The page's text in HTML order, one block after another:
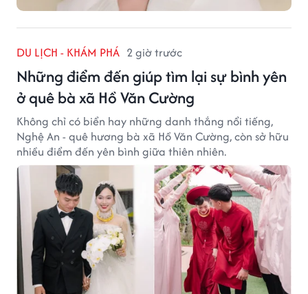
DU LỊCH - KHÁM PHÁ 2 giờ trước
Những điểm đến giúp tìm lại sự bình yên
ở quê bà xã Hồ Văn Cường
Không chỉ có biển hay những danh thắng nổi tiếng,
Nghệ An - quê hương bà xã Hồ Văn Cường, còn sở hữu
nhiều điểm đến yên bình giữa thiên nhiên.